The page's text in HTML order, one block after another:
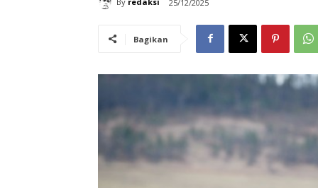
25/12/2025
Bagikan